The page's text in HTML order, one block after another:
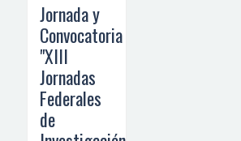
Jornada y
Convocatoria
"XIII
Jornadas
Federales
de